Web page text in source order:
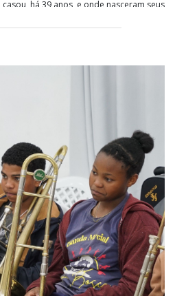
há 39 anos, e onde nasceram seus
drogas e o avanço da vulnerabilidade
canal de contato com a filha mais
seu terceiro neto.
eu nunca tive coragem de ir. Me
você cortar o cabelo, fazer a
um caco. Agora vai ser diferente.
um sorvete. Agora eu quero chegar lá